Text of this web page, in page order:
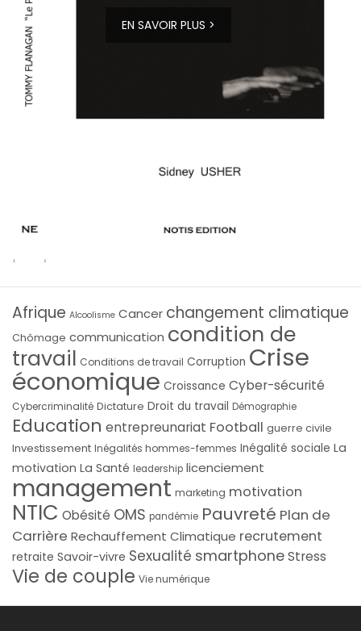
EN SAVOIR PLUS >
Afrique Alcoolisme Cancer changement climatique
Chômage communication condition de
travail Conditions de travail Corruption Crise
économique Croissance Cyber-sécurité
Cybercriminalité Dictature Droit du travail Démographie
Education entrepreunariat Football guerre civile
Investissement Inégalités hommes-femmes Inégalité sociale La
motivation La Santé leadership licenciement
management marketing motivation
NTIC Obésité OMS pandémie Pauvreté Plan de
Carrière Rechauffement Climatique recrutement
retraite Savoir-vivre Sexualité smartphoneStress
Vie de couple Vie numérique